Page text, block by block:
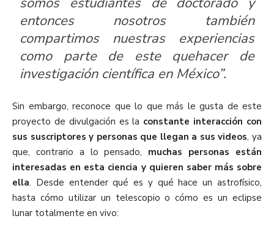
entonces nosotros también
compartimos nuestras experiencias
como parte de este quehacer de
investigación científica en México”.
Sin embargo, reconoce que lo que más le gusta de este
proyecto de divulgación es la constante interacción con
sus suscriptores y personas que llegan a sus videos, ya
que, contrario a lo pensado, muchas personas están
interesadas en esta ciencia y quieren saber más sobre
ella. Desde entender qué es y qué hace un astrofísico,
hasta cómo utilizar un telescopio o cómo es un eclipse
lunar totalmente en vivo: